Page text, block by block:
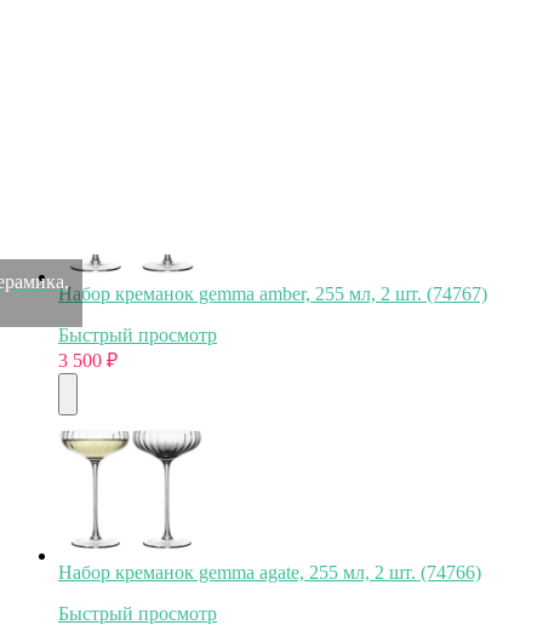
Набор креманок gemma amber, 255 мл, 2 шт. (74767)
Быстрый просмотр
3 500 ₽
Набор креманок gemma agate, 255 мл, 2 шт. (74766)
Быстрый просмотр